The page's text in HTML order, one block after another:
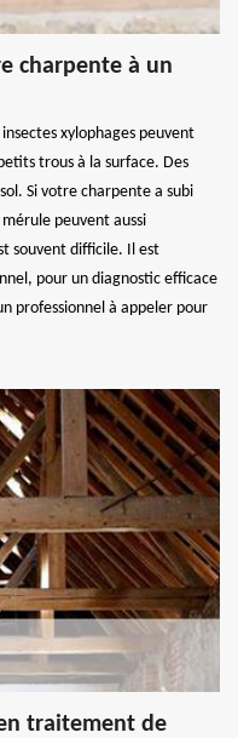
charpente à un
xylophages peuvent
trous à la surface. Des
Si votre charpente a subi
peuvent aussi
souvent difficile. Il est
pour un diagnostic efficace
professionnel à appeler pour
traitement de